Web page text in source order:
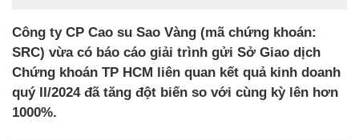
Công ty CP Cao su Sao Vàng (mã chứng khoán:
SRC) vừa có báo cáo giải trình gửi Sở Giao dịch
Chứng khoán TP HCM liên quan kết quả kinh doanh
quý II/2024 đã tăng đột biến so với cùng kỳ lên hơn
1000%.